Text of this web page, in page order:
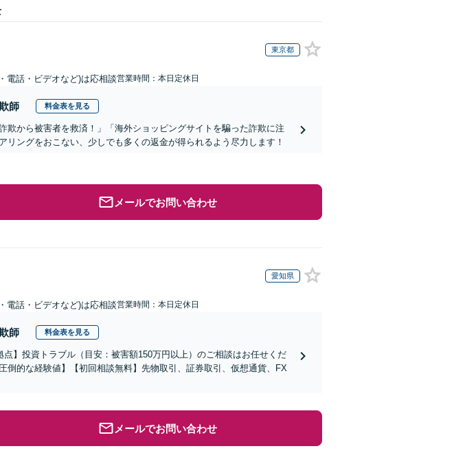
東京都
電話・ビデオなど)は応相談営業時間：本日定休日
師 料金表を見る
欺から被害者を救済！」「海外ショッピングサイトを騙った詐欺に注
ングをおこない、少しでも多くの返金が得られるよう尽力します！
メールでお問い合わせ
愛知県
電話・ビデオなど)は応相談営業時間：本日定休日
師 料金表を見る
点】投資トラブル（目安：被害額150万円以上）のご相談はお任せくだ
倒的な経験値】【初回相談無料】先物取引、証券取引、仮想通貨、FX
メールでお問い合わせ